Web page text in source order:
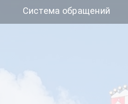
обращений